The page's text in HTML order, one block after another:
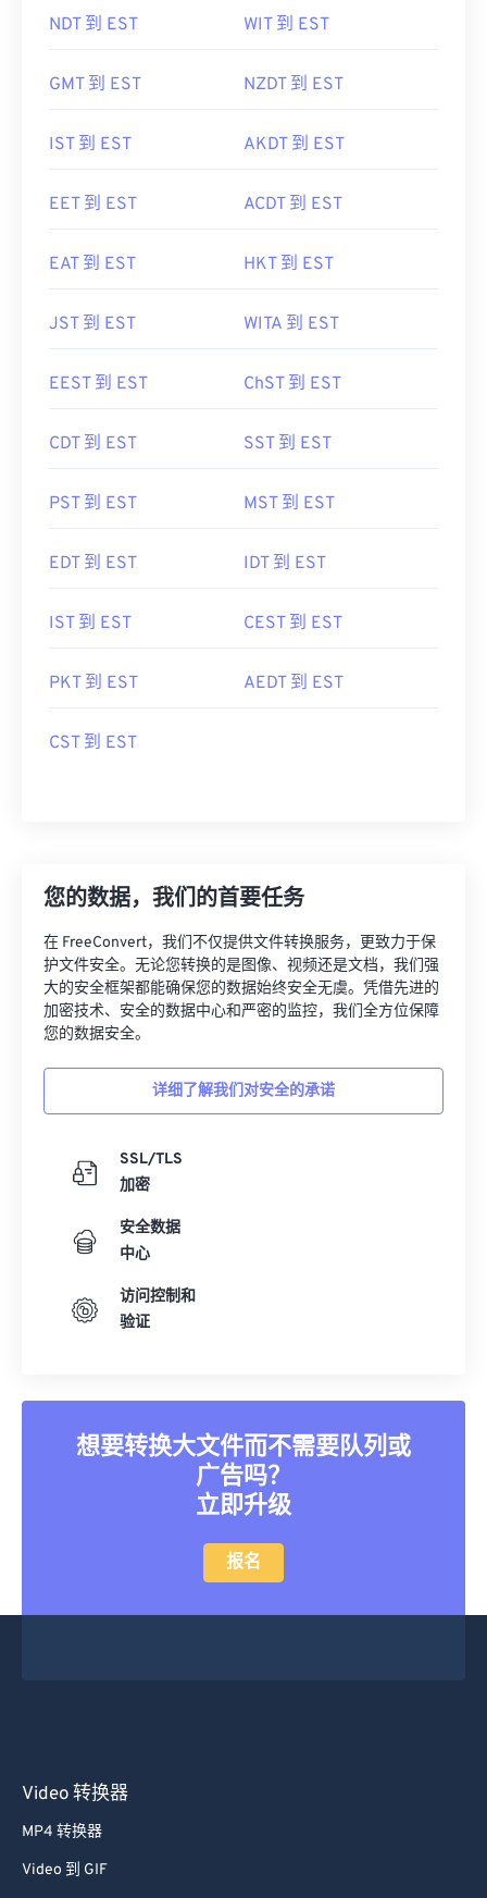
NDT 到 EST WIT 到 EST
GMT 到 EST NZDT 到 EST
IST 到 EST AKDT 到 EST
EET 到 EST ACDT 到 EST
EAT 到 EST HKT 到 EST
JST 到 EST WITA 到 EST
EEST 到 EST ChST 到 EST
CDT 到 EST SST 到 EST
PST 到 EST MST 到 EST
EDT 到 EST IDT 到 EST
IST 到 EST CEST 到 EST
PKT 到 EST AEDT 到 EST
CST 到 EST
您的数据，我们的首要任务
在 FreeConvert，我们不仅提供文件转换服务，更致力于保
护文件安全。无论您转换的是图像、视频还是文档，我们强
大的安全框架都能确保您的数据始终安全无虞。凭借先进的
加密技术、安全的数据中心和严密的监控，我们全方位保障
您的数据安全。
详细了解我们对安全的承诺
SSL/TLS
加密
安全数据
中心
访问控制和
验证
想要转换大文件而不需要队列或
广告吗？
立即升级
报名
Video 转换器
MP4 转换器
Video 到 GIF